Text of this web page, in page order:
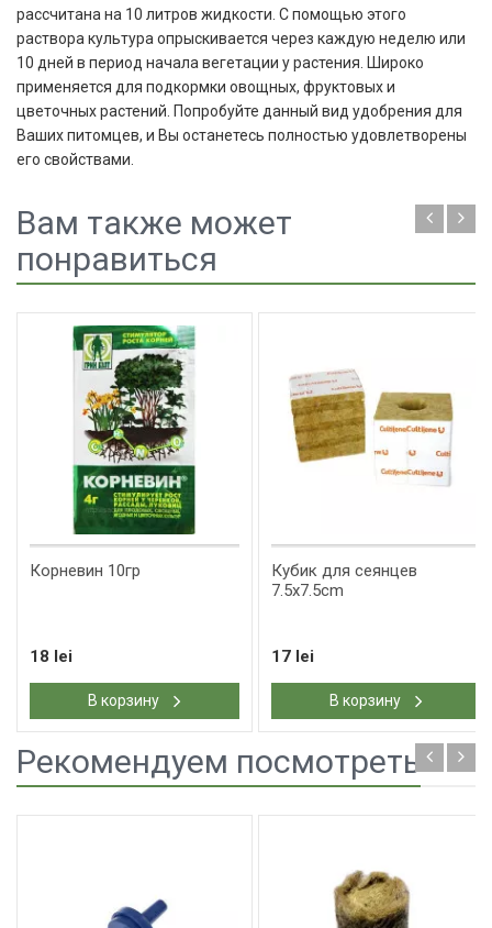
рассчитана на 10 литров жидкости. С помощью этого
раствора культура опрыскивается через каждую неделю или
10 дней в период начала вегетации у растения. Широко
применяется для подкормки овощных, фруктовых и
цветочных растений. Попробуйте данный вид удобрения для
Ваших питомцев, и Вы останетесь полностью удовлетворены
его свойствами.
Вам также может
понравиться
Корневин 10гр
18 lei
В корзину
Кубик для сеянцев
7.5x7.5cm
17 lei
В корзину
Рекомендуем посмотреть